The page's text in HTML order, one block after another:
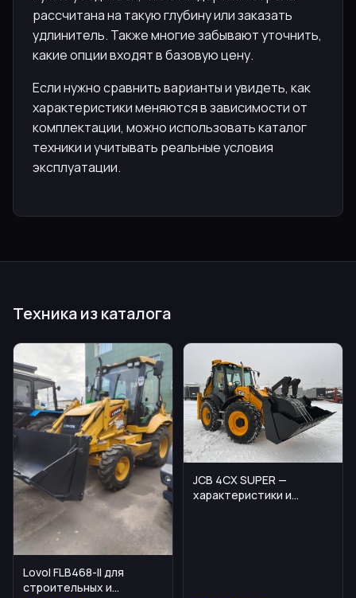
рассчитана на такую глубину или заказать
удлинитель. Также многие забывают уточнить,
какие опции входят в базовую цену.
Если нужно сравнить варианты и увидеть, как
характеристики меняются в зависимости от
комплектации, можно использовать каталог
техники и учитывать реальные условия
эксплуатации.
Техника из каталога
Lovol FLB468-II для
строительных и
JCB 4CX SUPER —
характеристики и